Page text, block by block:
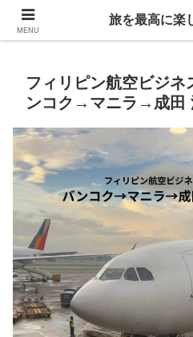
Life is
フィリピン航空ビジネ
ンコク→マニラ→成田
MENU
旅を最高に楽